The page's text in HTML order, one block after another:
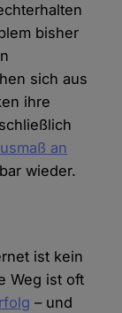
bisher
sich aus
ihre
an
wieder.
ist kein
Weg ist oft
– und